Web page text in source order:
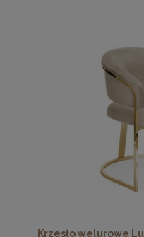
Krzesło welurowe